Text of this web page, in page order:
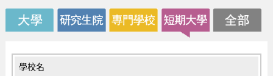
時是非常便捷的。它也是一個以汽車製造業工業為首的縣，提供給就讀此相
關領域的留學生之獎學金制度是非常齊全的。
學校名